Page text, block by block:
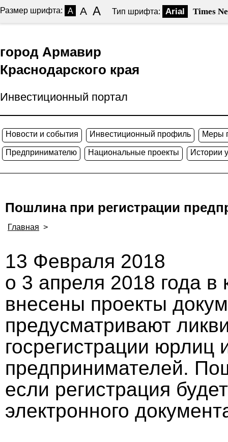
Размер шрифта: A A A Тип шрифта: Arial Times
город Армавир
Краснодарского края
Инвестиционный портал
Новости и события Инвестиционный профиль Меры
Предпринимателю Национальные проекты Истории
Пошлина при регистрации
Главная >
13 Февраля 2018
о 3 апреля 2018 года в
внесены проекты
предусматривают
госрегистрации юрлиц
предпринимателей.
если регистрация
электронного